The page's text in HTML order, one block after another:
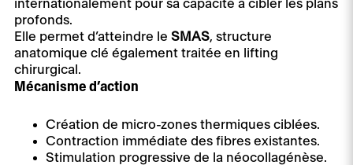
internationalement pour sa capacité à cibler les plans
profonds.
Elle permet d’atteindre le SMAS, structure
anatomique clé également traitée en lifting
chirurgical.
Mécanisme d’action
Création de micro-zones thermiques ciblées.
Contraction immédiate des fibres existantes.
Stimulation progressive de la néocollagénèse.